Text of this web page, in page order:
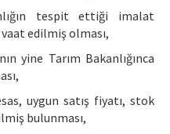
tespit ettiği imalat
edilmiş olması,
yine Tarım Bakanlığınca
uygun satış fiyatı, stok
bulunması,